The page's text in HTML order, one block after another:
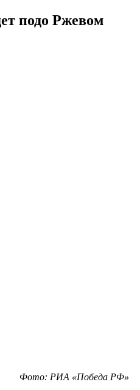
подо Ржевом
Фото: РИА «Победа РФ»